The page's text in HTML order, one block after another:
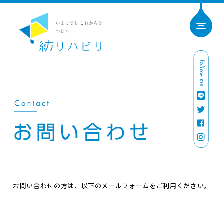
お問い合わせの方は、以下のメールフォームをご利用ください。